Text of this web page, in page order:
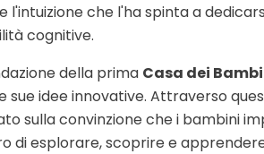
che l'ha spinta a
cognitive.
della prima Casa dei
sue idee innovative. Attraverso
sulla convinzione che i bambini
esplorare, scoprire e